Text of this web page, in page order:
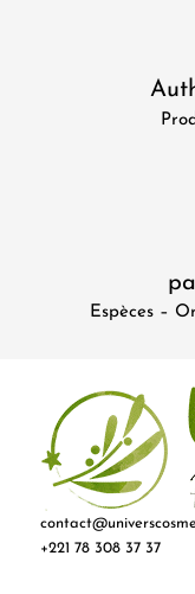
Espèces –
+221 78 308 37 37